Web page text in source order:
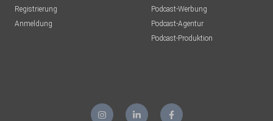
Registrierung
Anmeldung
Podcast-Werbung
Podcast-Agentur
Podcast-Produktion